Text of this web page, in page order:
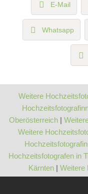
E-Mail
Whatsapp
Weitere
Oberösterreich |
Weitere
Hochzeitsfotografen in
Kärnten | Weitere